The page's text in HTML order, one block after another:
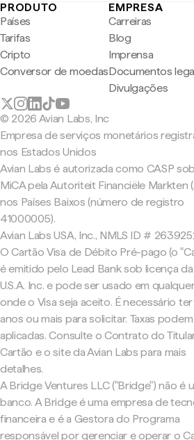
PRODUTO
Países
Tarifas
Cripto
Conversor de moedas
EMPRESA
Carreiras
Blog
Imprensa
Documentos
Divulgações
© 2026 Avian Labs, Inc
Empresa de serviços monetários
nos Estados Unidos
Avian Labs é autorizada como CASP
MiCA pela Autoriteit Financiële Markten
nos Países Baixos (número de registro
41000005).
Avian Labs USA, Inc., NMLS ID #
O Cartão Visa de Débito Pré-pago (o
é emitido pelo Lead Bank sob licença da
U.S.A. Inc. e pode ser usado em
onde o Visa seja aceito. É necessário ter
anos ou mais para solicitar. Taxas
aplicadas. Consulte o Contrato do
Cartão e o site da Avian Labs para mais
detalhes.
A Bridge Ventures LLC ("Bridge") não é
banco. A Bridge é uma empresa de
financeira e é a Gestora do Programa
responsável por gerenciar e operar o